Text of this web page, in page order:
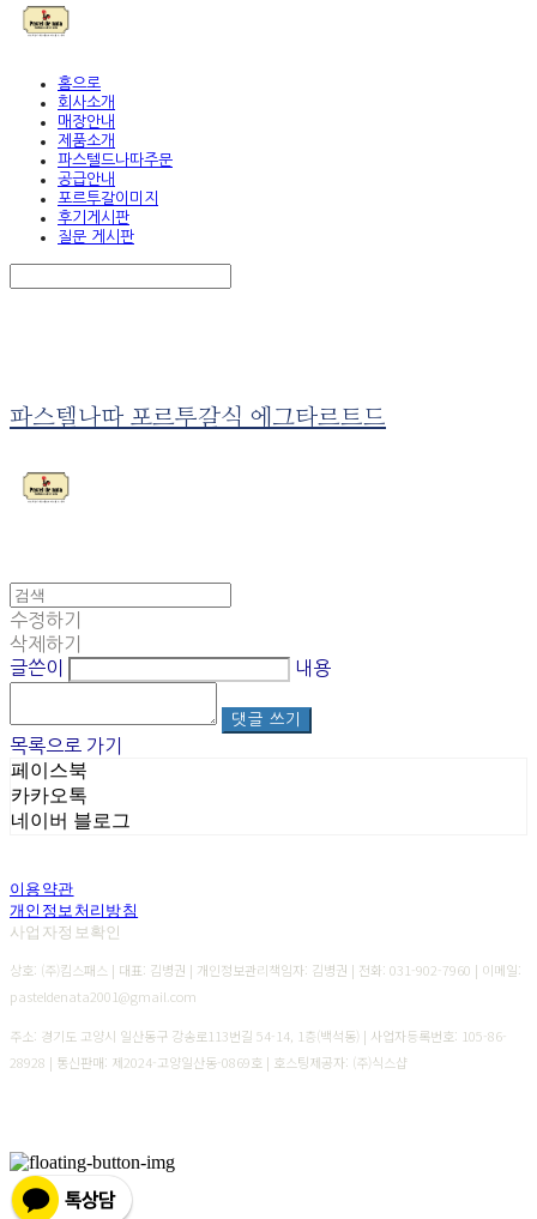
홈으로
회사소개
매장안내
제품소개
파스텔드나따주문
공급안내
포르투갈이미지
후기게시판
질문 게시판
파스텔나따 포르투갈식 에그타르트드
수정하기
삭제하기
글쓴이
내용
댓글 쓰기
목록으로 가기
페이스북
카카오톡
네이버 블로그
이용약관
개인정보처리방침
사업자정보확인
상호: (주)킴스패스 | 대표: 김병권 | 개인정보관리책임자: 김병권 | 전화: 031-902-7960 | 이메일:
pasteldenata2001@gmail.com
주소: 경기도 고양시 일산동구 강송로113번길 54-14, 1층(백석동) | 사업자등록번호: 105-86-
28928 | 통신판매: 제2024-고양일산동-0869호 | 호스팅제공자: (주)식스샵